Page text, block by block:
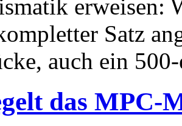
erweisen:
Satz
auch ein
das MPC-